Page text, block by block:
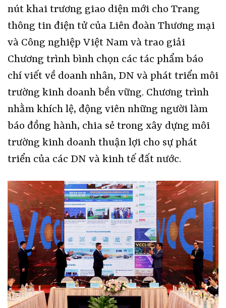
nút khai trương giao diện mới cho Trang
thông tin điện tử của Liên đoàn Thương mại
và Công nghiệp Việt Nam và trao giải
Chương trình bình chọn các tác phẩm báo
chí viết về doanh nhân, DN và phát triển môi
trường kinh doanh bền vững. Chương trình
nhằm khích lệ, động viên những người làm
báo đồng hành, chia sẻ trong xây dựng môi
trường kinh doanh thuận lợi cho sự phát
triển của các DN và kinh tế đất nước.